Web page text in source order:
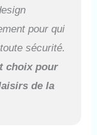
sous-
DOT/CE
aux normes
en matière
plongée. Les
sont
et adaptées
est
pour qui
sécurité.
choix pour
de la